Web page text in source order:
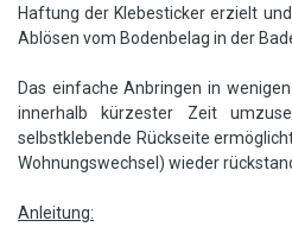
Haftung der Klebesticker erzielt
Ablösen vom Bodenbelag in der
Das einfache Anbringen in
innerhalb kürzester Zeit
selbstklebende Rückseite
Wohnungswechsel) wieder
Anleitung: